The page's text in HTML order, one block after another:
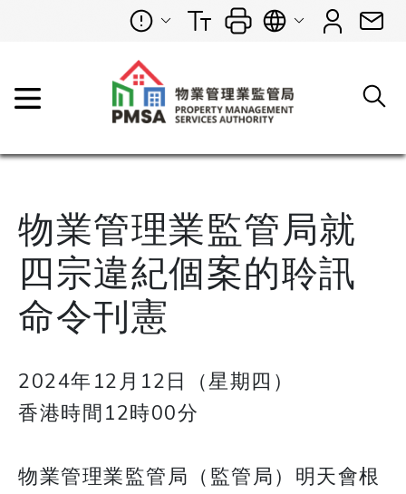
物業管理業監管局就
四宗違紀個案的聆訊
命令刊憲
2024年12月12日（星期四）
香港時間12時00分
物業管理業監管局（監管局）明天會根